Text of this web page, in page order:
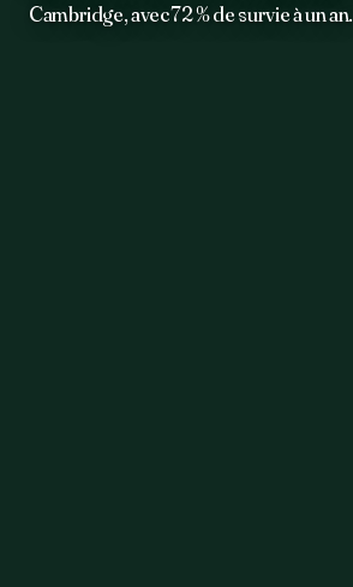
Cambridge, avec 72 % de survie à un an.